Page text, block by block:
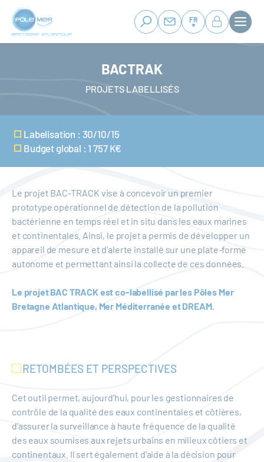
Panneau de gestion des cookies
Aller
contenu
FR
BACTRAK
PROJETS LABELLISÉS
Labelisation : 30/10/15
Budget global : 1 757 K€
Le projet BAC-TRACK vise à concevoir un premier
prototype opérationnel de détection de la pollution
bactérienne en temps réel et in situ dans les eaux marines
et continentales. Ainsi, le projet a permis de développer un
appareil de mesure et d'alerte installé sur une plate-forme
autonome et permettant ainsi la collecte de ces données.
Le projet BAC TRACK est co-labellisé par les Pôles Mer
Bretagne Atlantique, Mer Méditerranée et DREAM.
RETOMBÉES ET PERSPECTIVES
Cet outil permet, aujourd’hui, pour les gestionnaires de
contrôle de la qualité des eaux continentales et côtières,
d’assurer la surveillance à haute fréquence de la qualité
des eaux soumises aux rejets urbains en milieux côtiers et
continentaux. Il sert également d'aide à la décision pour